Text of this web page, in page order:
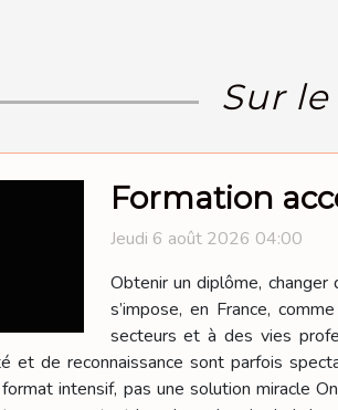
Sur
Formation
Jeudi 6 août 2026 04:00
Obtenir un diplôme,
s’impose, en France,
secteurs et à des vies
et de reconnaissance sont parfois
intensif, pas une solution miracle